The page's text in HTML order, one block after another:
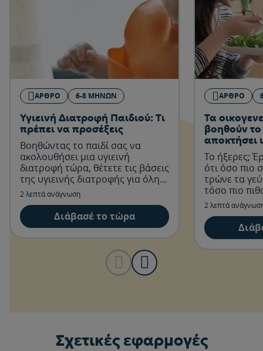
ΆΡΘΡΟ 6-8 ΜΗΝΏΝ
Υγιεινή Διατροφή Παιδιού: Τι
πρέπει να προσέξεις
Βοηθώντας το παιδί σας να
ακολουθήσει μια υγιεινή
διατροφή τώρα, θέτετε τις βάσεις
της υγιεινής διατροφής για όλη
του τη ζωή.
2 λεπτά ανάγνωση
Διάβασέ το τώρα
ΆΡΘΡΟ
Τα
βοηθούν το
αποκτήσει
Το ήξερες;
ότι όσο πιο
τρώνε τα
τόσο πιο
να
διατροφή
ένα υγιές
2 λεπτά
Σχετικές εφαρμογές